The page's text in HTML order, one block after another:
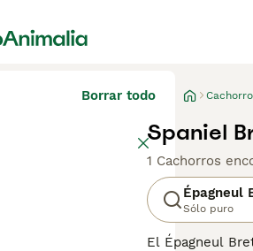
Borrar todo
Spaniel
1 Cachorros
Épagneul
Sólo puro
El Épagneul